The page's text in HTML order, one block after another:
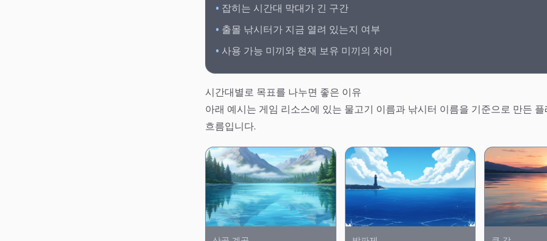
• 잡히는 시간대 막대가 긴 구간
• 출몰 낚시터가 지금 열려 있는지 여부
• 사용 가능 미끼와 현재 보유 미끼의 차이
시간대별로 목표를 나누면 좋은 이유
아래 예시는 게임 리소스에 있는 물고기 이름과 낚시터 이름을 기준으로 만든
흐름입니다.